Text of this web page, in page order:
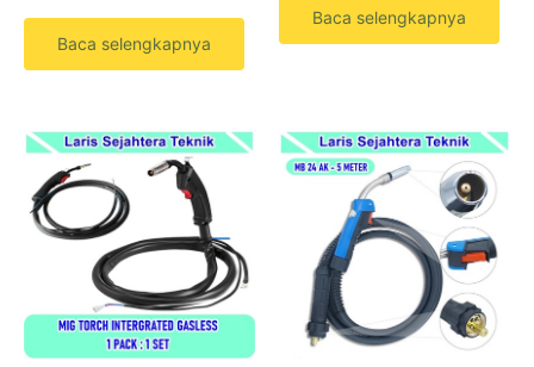
Baca selengkapnya
Baca selengkapnya